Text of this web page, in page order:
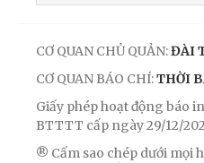
CƠ QUAN CHỦ QUẢN:ĐÀI
CƠ QUAN BÁO CHÍ:THỜI
Giấy phép hoạt động báo
BTTTT cấp ngày 29/12/
® Cấm sao chép dưới mọi